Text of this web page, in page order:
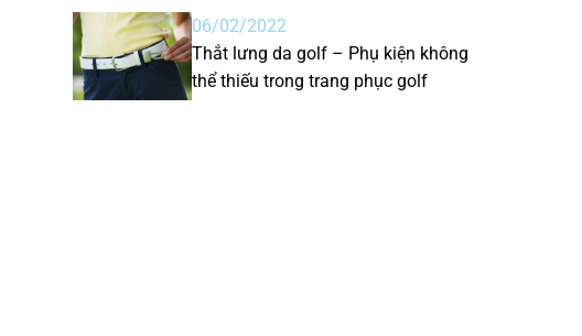
06/02/2022
Thắt lưng da golf – Phụ kiện không
thể thiếu trong trang phục golf